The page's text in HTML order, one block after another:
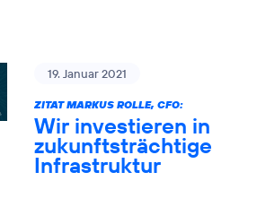
19. Januar 2021
ZITAT MARKUS ROLLE, CFO:
Wir investieren in
zukunftsträchtige
Infrastruktur